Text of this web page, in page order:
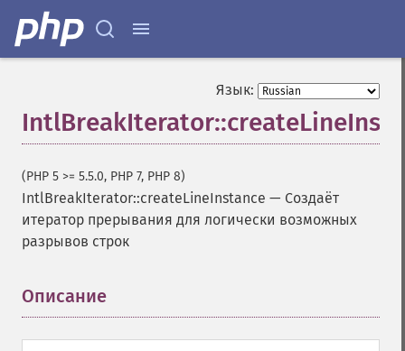
Язык:
(PHP 5 >= 5.5.0, PHP 7, PHP 8)
IntlBreakIterator::createLineInstance — Создаёт
итератор прерывания для логически возможных
разрывов строк
Описание